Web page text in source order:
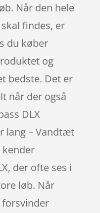
Når den hele
findes, er
du køber
og
bedste. Det er
når der også
DLX
lang – Vandtæt
kender
der ofte ses i
løb. Når